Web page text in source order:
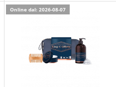
Online dal: 2026-08-07